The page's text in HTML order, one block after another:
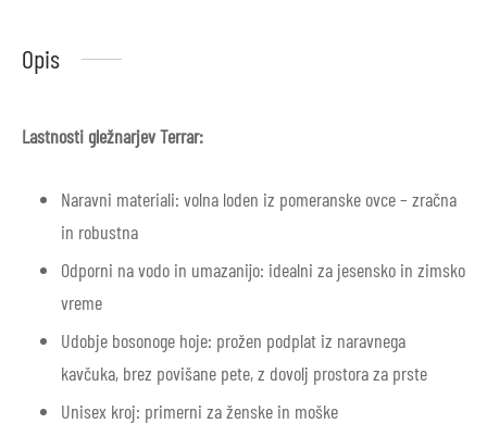
Opis
Lastnosti gležnarjev Terrar:
Naravni materiali: volna loden iz pomeranske ovce – zračna
in robustna
Odporni na vodo in umazanijo: idealni za jesensko in zimsko
vreme
Udobje bosonoge hoje: prožen podplat iz naravnega
kavčuka, brez povišane pete, z dovolj prostora za prste
Unisex kroj: primerni za ženske in moške